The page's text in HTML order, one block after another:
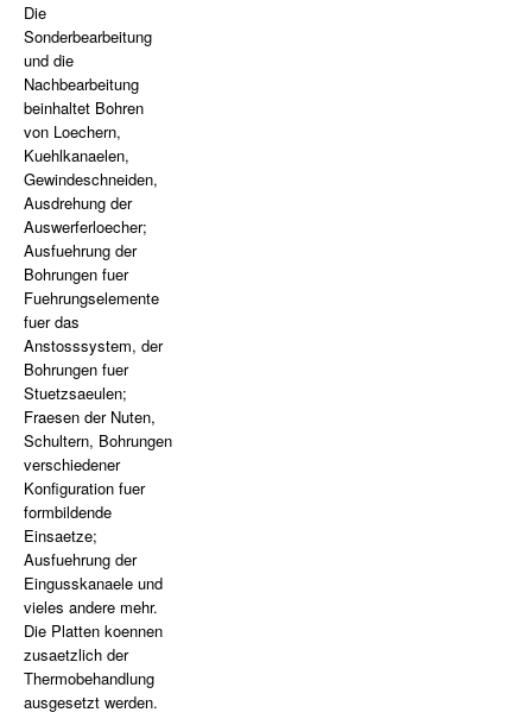
Die
Sonderbearbeitung
und die
Nachbearbeitung
beinhaltet Bohren
von Loechern,
Kuehlkanaelen,
Gewindeschneiden,
Ausdrehung der
Auswerferloecher;
Ausfuehrung der
Bohrungen fuer
Fuehrungselemente
fuer das
Anstosssystem, der
Bohrungen fuer
Stuetzsaeulen;
Fraesen der Nuten,
Schultern, Bohrungen
verschiedener
Konfiguration fuer
formbildende
Einsaetze;
Ausfuehrung der
Eingusskanaele und
vieles andere mehr.
Die Platten koennen
zusaetzlich der
Thermobehandlung
ausgesetzt werden.